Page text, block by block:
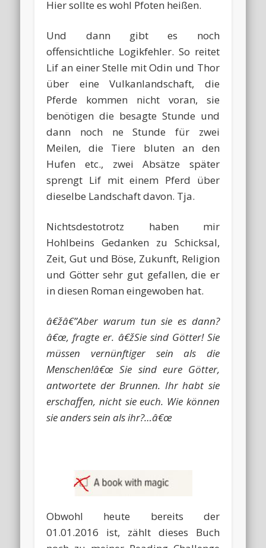
Hier sollte es wohl Pfoten heißen.
Und dann gibt es noch
offensichtliche Logikfehler. So reitet
Lif an einer Stelle mit Odin und Thor
über eine Vulkanlandschaft, die
Pferde kommen nicht voran, sie
benötigen die besagte Stunde und
dann noch ne Stunde für zwei
Meilen, die Tiere bluten an den
Hufen etc., zwei Absätze später
sprengt Lif mit einem Pferd über
dieselbe Landschaft davon. Tja.
Nichtsdestotrotz haben mir
Hohlbeins Gedanken zu Schicksal,
Zeit, Gut und Böse, Zukunft, Religion
und Götter sehr gut gefallen, die er
in diesen Roman eingewoben hat.
â€žâ€”Aber warum tun sie es dann?
â€œ, fragte er. â€žSie sind Götter! Sie
müssen vernünftiger sein als die
Menschen!â€œ Sie sind eure Götter,
antwortete der Brunnen. Ihr habt sie
erschaffen, nicht sie euch. Wie können
sie anders sein als ihr?…â€œ
Obwohl heute bereits der
01.01.2016 ist, zählt dieses Buch